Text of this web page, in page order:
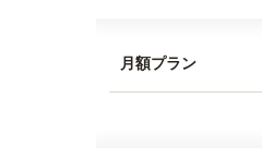
月額プラン